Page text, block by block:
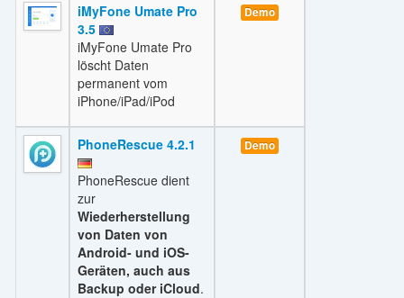
iMyFone Umate Pro
3.5
iMyFone Umate Pro
löscht Daten
permanent vom
iPhone/iPad/iPod
Demo
PhoneRescue 4.2.1
PhoneRescue dient
zur
Wiederherstellung
von Daten von
Android- und iOS-
Geräten, auch aus
Backup oder iCloud.
Demo